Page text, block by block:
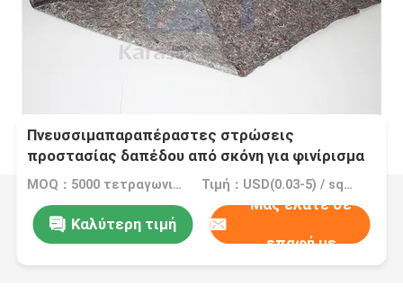
Πνευσσιμαπαραπέραστες στρώσεις
προστασίας δαπέδου από σκόνη για φινίρισμα
MOQ：5000 τετραγωνικό μέτρο, 10000 τετραγωνικό μέτρο με την εκτύπωση Τιμή：USD(0.03-5) / square meter
Καλύτερη τιμή
Μας ελάτε σε
επαφή με